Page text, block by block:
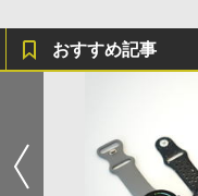
おすすめ記事